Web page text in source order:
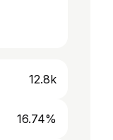
12.8k
16.74%